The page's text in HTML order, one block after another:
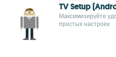
TV Setup
Максимизируйте
простых настроек